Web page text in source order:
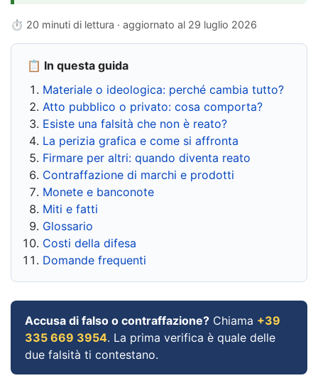
⏱ 20 minuti di lettura · aggiornato al 29 luglio 2026
📋 In questa guida
Materiale o ideologica: perché cambia tutto?
Atto pubblico o privato: cosa comporta?
Esiste una falsità che non è reato?
La perizia grafica e come si affronta
Firmare per altri: quando diventa reato
Contraffazione di marchi e prodotti
Monete e banconote
Miti e fatti
Glossario
Costi della difesa
Domande frequenti
Accusa di falso o contraffazione? Chiama +39
335 669 3954. La prima verifica è quale delle
due falsità ti contestano.